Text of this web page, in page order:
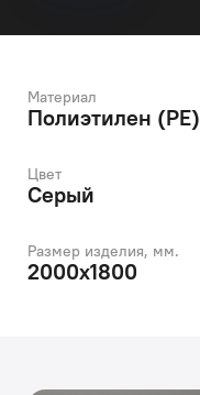
Материал
Полиэтилен (PE)
Цвет
Серый
Размер изделия, мм.
2000х1800